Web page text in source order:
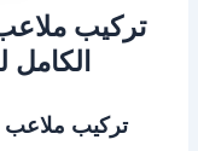
تركيب
الكامل
تركيب ملاعب